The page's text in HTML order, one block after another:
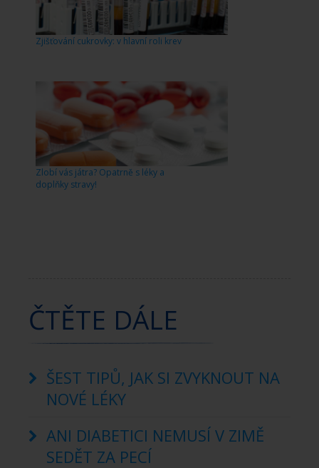
Zjišťování cukrovky: v hlavní roli krev
Zlobí vás játra? Opatrně s léky a
doplňky stravy!
ČTĚTE DÁLE
ŠEST TIPŮ, JAK SI ZVYKNOUT NA
NOVÉ LÉKY
ANI DIABETICI NEMUSÍ V ZIMĚ
SEDĚT ZA PECÍ